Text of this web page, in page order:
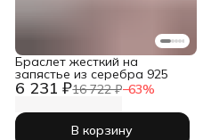
6 231 ₽16 722 ₽−63%
Браслет жесткий на
запястье из серебра 925
В корзину